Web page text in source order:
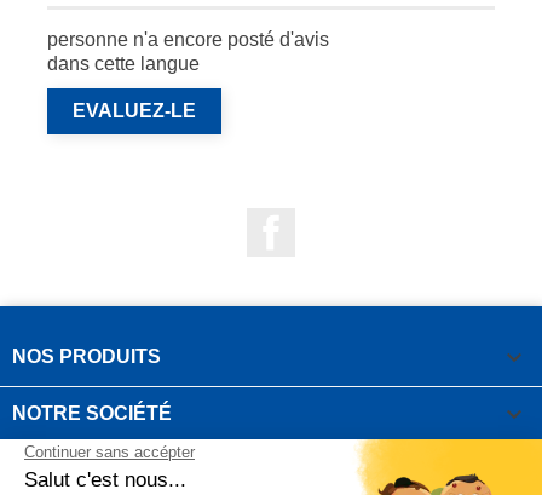
personne n'a encore posté d'avis
dans cette langue
EVALUEZ-LE
NOS PRODUITS 
NOTRE SOCIÉTÉ 
VOTRE COMPTE